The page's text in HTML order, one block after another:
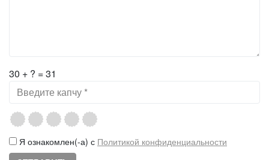
30 + ? = 31
Я ознакомлен(-а) с Политикой конфиденциальности